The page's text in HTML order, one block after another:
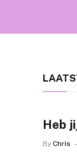
Heb
By Chris